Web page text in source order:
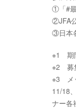
①「#最
②JFA
③日本
※1 期
※2 募
※3 メ
11/18
ナー各